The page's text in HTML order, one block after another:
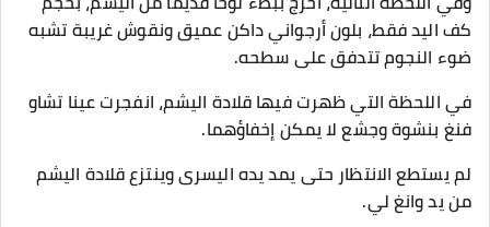
كف اليد فقط، بلون أرجواني داكن عميق ونقوش غريبة تشبه
ضوء النجوم تتدفق على سطحه.
في اللحظة التي ظهرت فيها قلادة اليشم، انفجرت عينا تشاو
فنغ بنشوة وجشع لا يمكن إخفاؤهما.
لم يستطع الانتظار حتى يمد يده اليسرى وينتزع قلادة اليشم
من يد وانغ لي.